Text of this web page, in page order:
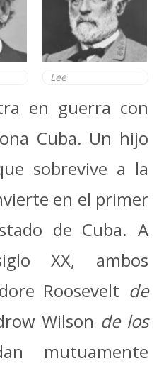
Lee
en guerra con
Cuba. Un hijo
sobrevive a la
en el primer
de Cuba. A
XX, ambos
Roosevelt de
Wilson de los
mutuamente